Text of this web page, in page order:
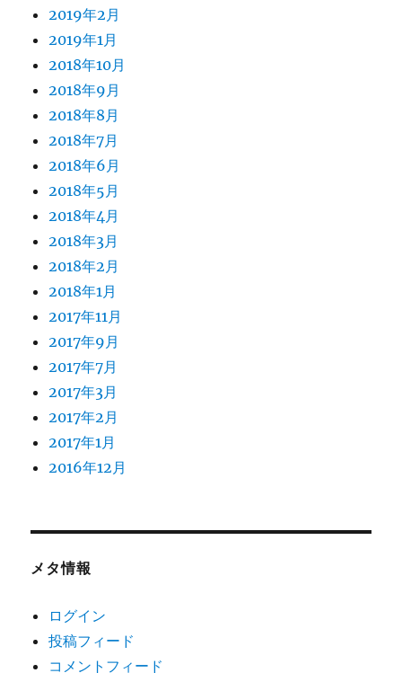
2019年2月
2019年1月
2018年10月
2018年9月
2018年8月
2018年7月
2018年6月
2018年5月
2018年4月
2018年3月
2018年2月
2018年1月
2017年11月
2017年9月
2017年7月
2017年3月
2017年2月
2017年1月
2016年12月
メタ情報
ログイン
投稿フィード
コメントフィード